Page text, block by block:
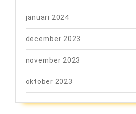
januari 2024
december 2023
november 2023
oktober 2023